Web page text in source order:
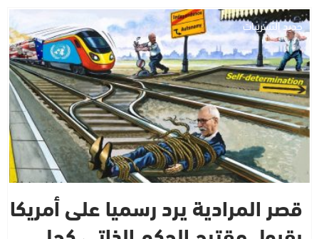
جديد التسريبات
قصر المرادية يرد رسميا على أمريكا